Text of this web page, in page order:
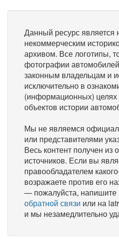
Данный ресурс является
некоммерческим
архивом. Все логотипы,
фотографии
законным владельцам и
исключительно в
(информационных)
объектов истории
Мы не являемся
или представителями
Весь контент получен из
источников. Если вы
правообладателем
возражаете против его
— пожалуйста, напишите
обратной связи или на
и мы незамедлительно